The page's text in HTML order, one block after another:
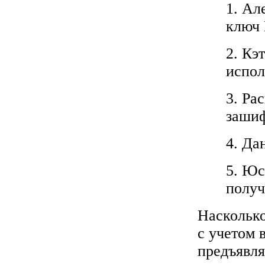
1.
ключ
2.
3.
4.
5.
с учетом